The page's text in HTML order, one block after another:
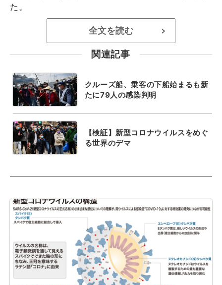
た。
全文を読む >
関連記事
クルーズ船、乗客の下船始まるも新
たに79人の感染判明
【検証】新型コロナウイルスをめぐ
る世界のデマ